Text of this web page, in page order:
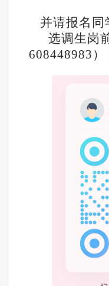
并请报名同
选调生岗
608448983）